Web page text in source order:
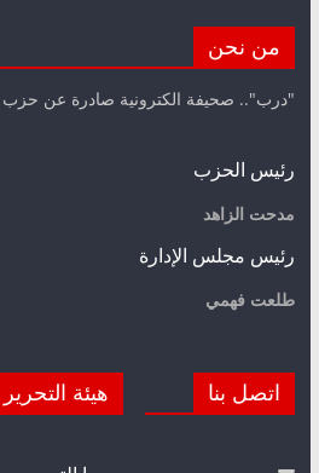
من نحن
"درب".. صحيفة الكترونية صادرة عن حزب
رئيس الحزب
مدحت الزاهد
رئيس مجلس الإدارة
طلعت فهمي
اتصل بنا هيئة التحرير